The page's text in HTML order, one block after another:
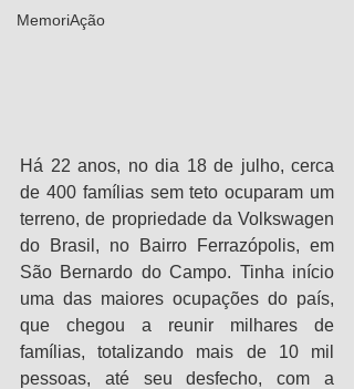
MemoriAção
Há 22 anos, no dia 18 de julho, cerca
de 400 famílias sem teto ocuparam um
terreno, de propriedade da Volkswagen
do Brasil, no Bairro Ferrazópolis, em
São Bernardo do Campo. Tinha início
uma das maiores ocupações do país,
que chegou a reunir milhares de
famílias, totalizando mais de 10 mil
pessoas, até seu desfecho, com a